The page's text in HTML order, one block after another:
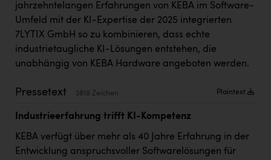
KEBA
KIWI Kinderwunsch Institut Dr. Loimer
Oldtimer Raststationen und Motorhotels
jahrzehntelangen Erfahrungen von KEBA im Software-
Umfeld mit der KI-Expertise der 2025 integrierten
7LYTIX GmbH so zu kombinieren, dass echte
industrietaugliche KI-Lösungen entstehen, die
unabhängig von KEBA Hardware angeboten werden.
Pressetext 3819 Zeichen Plaintext
Industrieerfahrung trifft KI-Kompetenz
KEBA verfügt über mehr als 40 Jahre Erfahrung in der
Entwicklung anspruchsvoller Softwarelösungen für